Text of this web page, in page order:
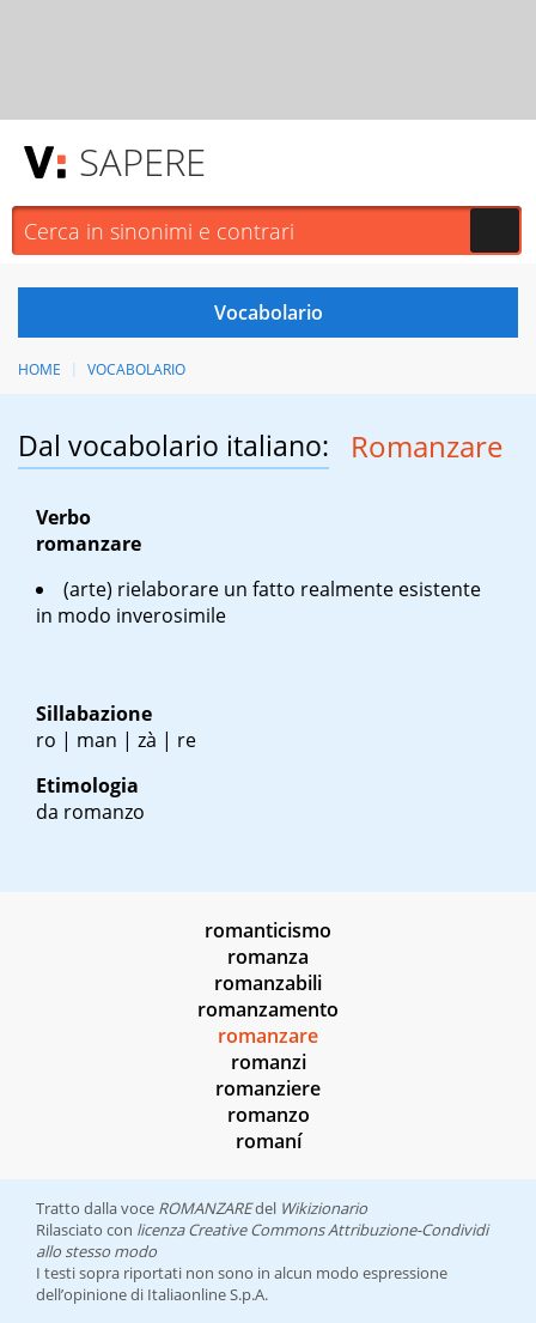
SAPERE
HOME VOCABOLARIO
Dal vocabolario italiano: Romanzare
Verbo
romanzare
(arte) rielaborare un fatto realmente esistente
in modo inverosimile
Sillabazione
ro | man | zà | re
Etimologia
da romanzo
romanticismo
romanza
romanzabili
romanzamento
romanzare
romanzi
romanziere
romanzo
romaní
Tratto dalla voce ROMANZAREdel Wikizionario
Rilasciato con licenza Creative Commons Attribuzione-Condividi
allo stesso modo
I testi sopra riportati non sono in alcun modo espressione
dell’opinione di Italiaonline S.p.A.